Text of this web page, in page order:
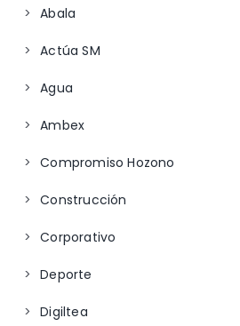
Abala
Actúa SM
Agua
Ambex
Compromiso Hozono
Construcción
Corporativo
Deporte
Digiltea